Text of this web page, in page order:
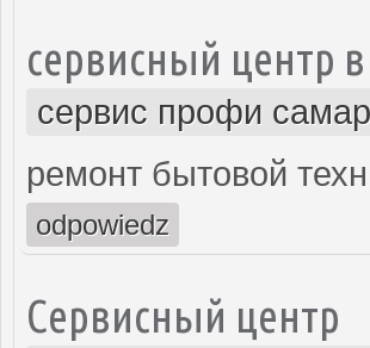
сервисный центр
сервис профи
ремонт бытовой
odpowiedz
Сервисный центр